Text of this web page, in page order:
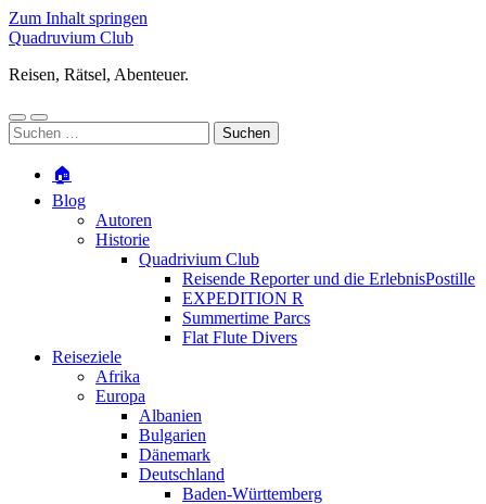
Zum Inhalt springen
Quadruvium Club
Reisen, Rätsel, Abenteuer.
Mobile-
Menü
Suchfeld
ein-/ausblenden
Suchen
nach:
🏠
Blog
Autoren
Historie
Quadrivium Club
Reisende Reporter und die ErlebnisPostille
EXPEDITION R
Summertime Parcs
Flat Flute Divers
Reiseziele
Afrika
Europa
Albanien
Bulgarien
Dänemark
Deutschland
Baden-Württemberg